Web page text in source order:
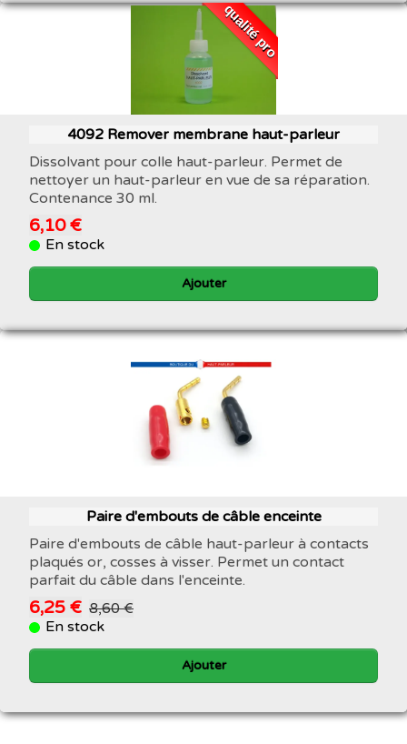
qualité pro
4092 Remover membrane haut-parleur
Dissolvant pour colle haut-parleur. Permet de
nettoyer un haut-parleur en vue de sa réparation.
Contenance 30 ml.
6,10 €
En stock
Ajouter
Paire d'embouts de câble enceinte
Paire d'embouts de câble haut-parleur à contacts
plaqués or, cosses à visser. Permet un contact
parfait du câble dans l'enceinte.
6,25 € 8,60 €
En stock
Ajouter